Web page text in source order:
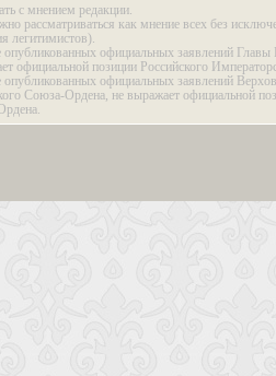
с мнением редакции.
рассматриваться как мнение всех без
легитимистов).
официальных заявлений Главы
официальной позиции Российского
официальных заявлений
Союза-Ордена, не выражает официальной